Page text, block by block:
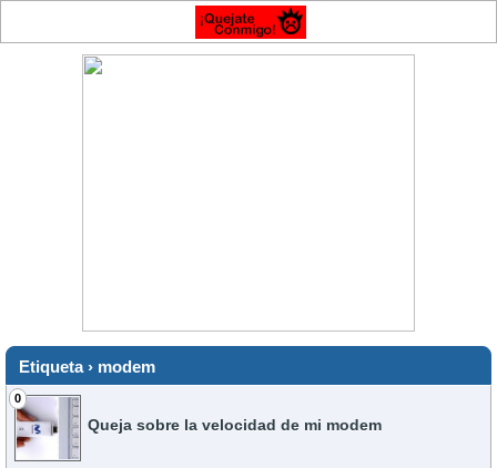
Etiqueta › modem
0
Queja sobre la velocidad de mi modem